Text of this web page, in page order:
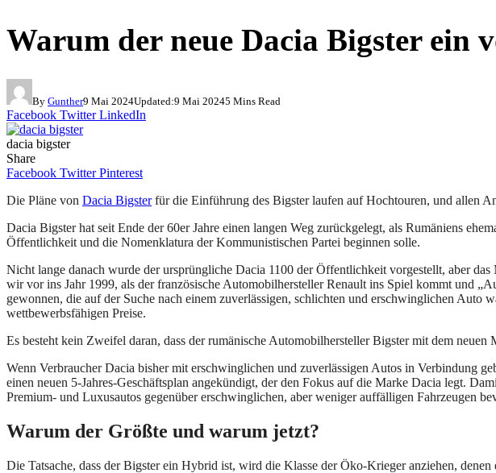
Warum der neue Dacia Bigster ein
By Gunther9 Mai 2024Updated:9 Mai 20245 Mins Read
Facebook Twitter LinkedIn
dacia bigster
Share
Facebook Twitter Pinterest
Die Pläne von Dacia Bigsterfür die Einführung des Bigster laufen auf Hochtouren, und allen
Dacia Bigster hat seit Ende der 60er Jahre einen langen Weg zurückgelegt, als Rumäniens
Öffentlichkeit und die Nomenklatura der Kommunistischen Partei beginnen solle.
Nicht lange danach wurde der ursprüngliche Dacia 1100 der Öffentlichkeit vorgestellt, aber
wir vor ins Jahr 1999, als der französische Automobilhersteller Renault ins Spiel kommt und
gewonnen, die auf der Suche nach einem zuverlässigen, schlichten und erschwinglichen Auto
wettbewerbsfähigen Preise.
Es besteht kein Zweifel daran, dass der rumänische Automobilhersteller Bigster mit dem
Wenn Verbraucher Dacia bisher mit erschwinglichen und zuverlässigen Autos in Verbindung
einen neuen 5-Jahres-Geschäftsplan angekündigt, der den Fokus auf die Marke Dacia legt.
Premium- und Luxusautos gegenüber erschwinglichen, aber weniger auffälligen Fahrzeugen
Warum der Größte und warum jetzt?
Die Tatsache, dass der Bigster ein Hybrid ist, wird die Klasse der Öko-Krieger anziehen,